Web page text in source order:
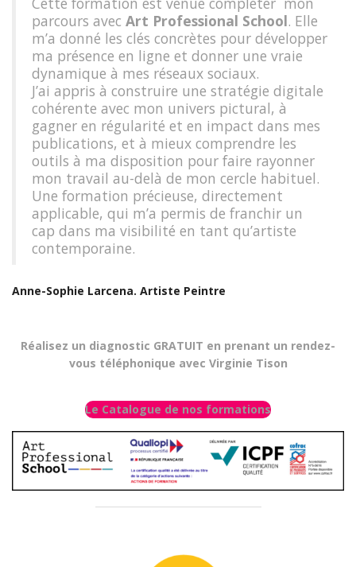
parcours avec Art Professional School. Elle
m’a donné les clés concrètes pour développer
ma présence en ligne et donner une vraie
dynamique à mes réseaux sociaux.
J’ai appris à construire une stratégie digitale
cohérente avec mon univers pictural, à
gagner en régularité et en impact dans mes
publications, et à mieux comprendre les
outils à ma disposition pour faire rayonner
mon travail au-delà de mon cercle habituel.
Une formation précieuse, directement
applicable, qui m’a permis de franchir un
cap dans ma visibilité en tant qu’artiste
contemporaine.
Anne-Sophie Larcena. Artiste Peintre
Réalisez un diagnostic GRATUIT en prenant un rendez-
vous téléphonique avec Virginie Tison
Le Catalogue de nos formations